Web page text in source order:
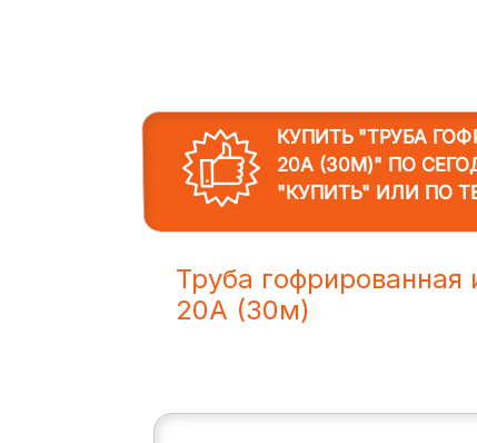
КУПИТЬ "ТРУБА
20A (30М)" ПО
"КУПИТЬ" ИЛИ ПО
Труба
20A (30м)